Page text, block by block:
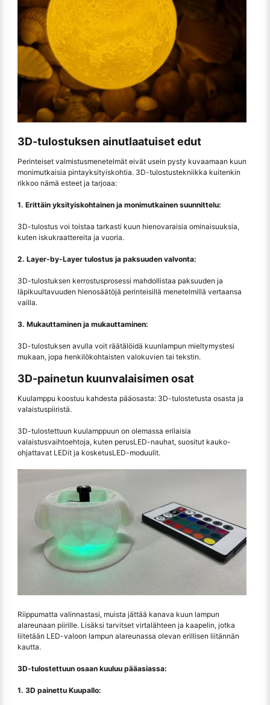
3D-tulostuksen ainutlaatuiset edut
Perinteiset valmistusmenetelmät eivät usein pysty kuvaamaan kuun
monimutkaisia pintayksityiskohtia. 3D-tulostustekniikka kuitenkin
rikkoo nämä esteet ja tarjoaa:
1. Erittäin yksityiskohtainen ja monimutkainen suunnittelu:
3D-tulostus voi toistaa tarkasti kuun hienovaraisia ominaisuuksia,
kuten iskukraattereita ja vuoria.
2. Layer-by-Layer tulostus ja paksuuden valvonta:
3D-tulostuksen kerrostusprosessi mahdollistaa paksuuden ja
läpikuultavuuden hienosäätöjä perinteisillä menetelmillä vertaansa
vailla.
3. Mukauttaminen ja mukauttaminen:
3D-tulostuksen avulla voit räätälöidä kuunlampun mieltymystesi
mukaan, jopa henkilökohtaisten valokuvien tai tekstin.
3D-painetun kuunvalaisimen osat
Kuulamppu koostuu kahdesta pääosasta: 3D-tulostetusta osasta ja
valaistuspiiristä.
3D-tulostettuun kuulamppuun on olemassa erilaisia
valaistusvaihtoehtoja, kuten perusLED-nauhat, suositut kauko-
ohjattavat LEDit ja kosketusLED-moduulit.
Riippumatta valinnastasi, muista jättää kanava kuun lampun
alareunaan piirille. Lisäksi tarvitset virtalähteen ja kaapelin, jotka
liitetään LED-valoon lampun alareunassa olevan erillisen liitännän
kautta.
3D-tulostettuun osaan kuuluu pääasiassa:
1. 3D painettu Kuupallo: